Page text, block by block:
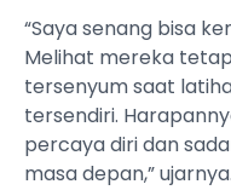
“Saya senang bisa
Melihat mereka
tersenyum saat
tersendiri.
percaya diri dan
masa depan,” ujarnya.